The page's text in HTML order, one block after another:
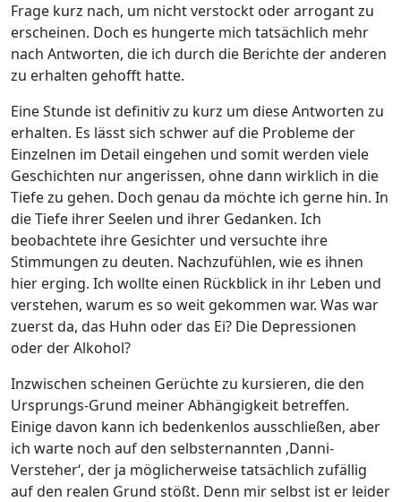
Frage kurz nach, um nicht verstockt oder arrogant zu
erscheinen. Doch es hungerte mich tatsächlich mehr
nach Antworten, die ich durch die Berichte der anderen
zu erhalten gehofft hatte.
Eine Stunde ist definitiv zu kurz um diese Antworten zu
erhalten. Es lässt sich schwer auf die Probleme der
Einzelnen im Detail eingehen und somit werden viele
Geschichten nur angerissen, ohne dann wirklich in die
Tiefe zu gehen. Doch genau da möchte ich gerne hin. In
die Tiefe ihrer Seelen und ihrer Gedanken. Ich
beobachtete ihre Gesichter und versuchte ihre
Stimmungen zu deuten. Nachzufühlen, wie es ihnen
hier erging. Ich wollte einen Rückblick in ihr Leben und
verstehen, warum es so weit gekommen war. Was war
zuerst da, das Huhn oder das Ei? Die Depressionen
oder der Alkohol?
Inzwischen scheinen Gerüchte zu kursieren, die den
Ursprungs-Grund meiner Abhängigkeit betreffen.
Einige davon kann ich bedenkenlos ausschließen, aber
ich warte noch auf den selbsternannten ‚Danni-
Versteher‘, der ja möglicherweise tatsächlich zufällig
auf den realen Grund stößt. Denn mir selbst ist er leider